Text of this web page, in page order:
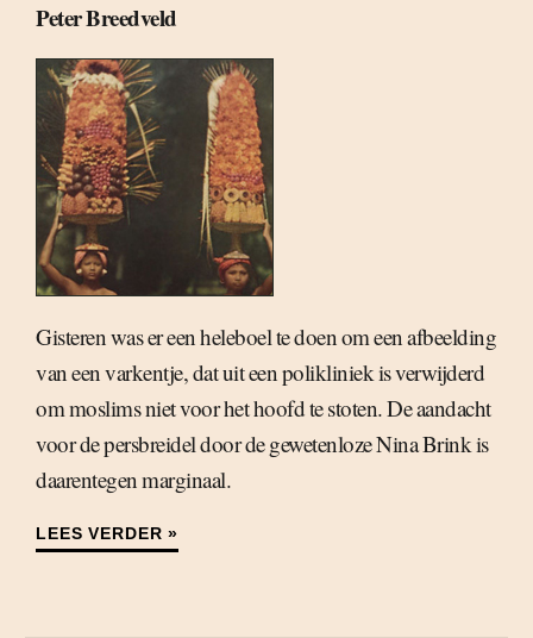
Peter Breedveld
Gisteren was er een heleboel te doen om een afbeelding
van een varkentje, dat uit een polikliniek is verwijderd
om moslims niet voor het hoofd te stoten. De aandacht
voor de persbreidel door de gewetenloze Nina Brink is
daarentegen marginaal.
LEES VERDER »